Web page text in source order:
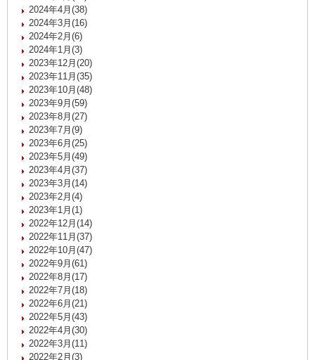
2024年4月(38)
2024年3月(16)
2024年2月(6)
2024年1月(3)
2023年12月(20)
2023年11月(35)
2023年10月(48)
2023年9月(59)
2023年8月(27)
2023年7月(9)
2023年6月(25)
2023年5月(49)
2023年4月(37)
2023年3月(14)
2023年2月(4)
2023年1月(1)
2022年12月(14)
2022年11月(37)
2022年10月(47)
2022年9月(61)
2022年8月(17)
2022年7月(18)
2022年6月(21)
2022年5月(43)
2022年4月(30)
2022年3月(11)
2022年2月(3)